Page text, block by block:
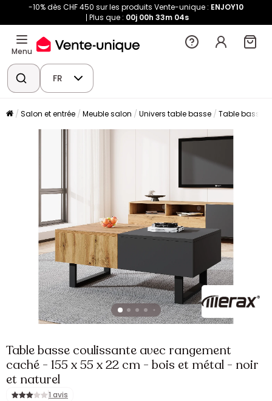
-10% dès CHF 450 sur les produits Vente-unique : ENJOY10
Plus que : 00j 00h 33m 04s
Menu
FR
Salon et entrée Meuble salon Univers table basse Table basse
Table basse coulissante avec rangement
caché - 155 x 55 x 22 cm - bois et métal - noir
et naturel
1 avis